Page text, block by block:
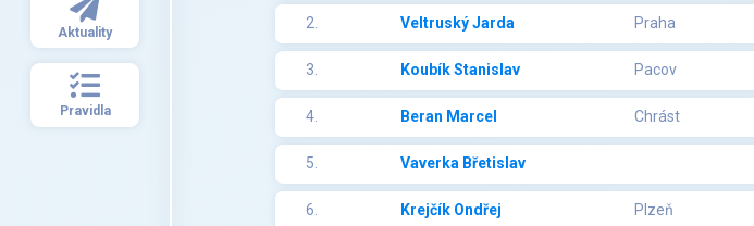
Aktuality
Pravidla
2. Veltruský Jarda Praha
3. Koubík Stanislav Pacov
4. Beran Marcel Chrást
5. Vaverka Břetislav
6. Krejčík Ondřej Plzeň